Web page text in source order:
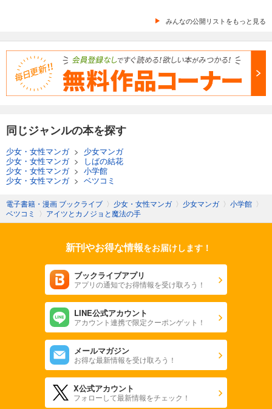
みんなの公開リストをもっと見る
同じジャンルの本を探す
少女・女性マンガ> 少女マンガ
少女・女性マンガ>
しばの結花
少女・女性マンガ> 小学館
少女・女性マンガ> ベツコミ
電子書籍・漫画 ブックライブ 〉 少女・女性マンガ 〉 少女マンガ 〉 小学館 〉
ベツコミ
〉 アイツとカノジョと魔法の手
新刊やお得な情報をお届けします！
ブックライブアプリ
アプリの通知でお得情報を受け取ろう！
LINE公式アカウント
アカウント連携で限定クーポンゲット！
メールマガジン
お得な最新情報を受け取ろう！
X公式アカウント
フォローして最新情報をチェック！